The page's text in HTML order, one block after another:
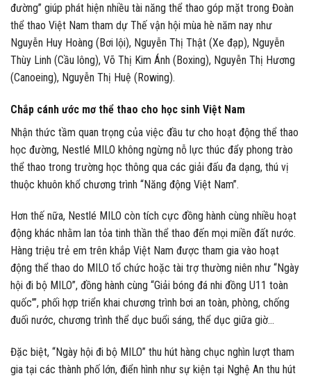
đường” giúp phát hiện nhiều tài năng thể thao góp mặt trong Đoàn
thể thao Việt Nam tham dự Thế vận hội mùa hè năm nay như
Nguyễn Huy Hoàng (Bơi lội), Nguyễn Thị Thật (Xe đạp), Nguyễn
Thùy Linh (Cầu lông), Võ Thị Kim Ánh (Boxing), Nguyễn Thị Hương
(Canoeing), Nguyễn Thị Huệ (Rowing).
Chắp cánh ước mơ thể thao cho học sinh Việt Nam
Nhận thức tầm quan trọng của việc đầu tư cho hoạt động thể thao
học đường, Nestlé MILO không ngừng nỗ lực thúc đẩy phong trào
thể thao trong trường học thông qua các giải đấu đa dạng, thú vị
thuộc khuôn khổ chương trình “Năng động Việt Nam”.
Hơn thế nữa, Nestlé MILO còn tích cực đồng hành cùng nhiều hoạt
động khác nhằm lan tỏa tinh thần thể thao đến mọi miền đất nước.
Hàng triệu trẻ em trên khắp Việt Nam được tham gia vào hoạt
động thể thao do MILO tổ chức hoặc tài trợ thường niên như “Ngày
hội đi bộ MILO”, đồng hành cùng “Giải bóng đá nhi đồng U11 toàn
quốc’”, phối hợp triển khai chương trình bơi an toàn, phòng, chống
đuối nước, chương trình thể dục buổi sáng, thể dục giữa giờ…
Đặc biệt, “Ngày hội đi bộ MILO” thu hút hàng chục nghìn lượt tham
gia tại các thành phố lớn, điển hình như sự kiện tại Nghệ An thu hút